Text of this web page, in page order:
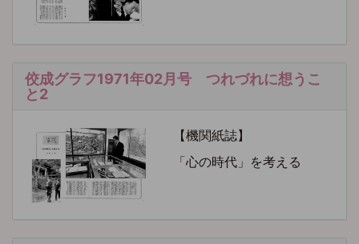
佼成グラフ1971年02月号 つれづれに想うこ
と2
【機関紙誌】
「心の時代」を考える